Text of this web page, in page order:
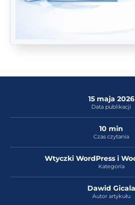
15 maja 2026
Data publikacji
10 min
Czas czytania
Wtyczki WordPress i
Kategoria
Dawid Gicala
Autor artykułu